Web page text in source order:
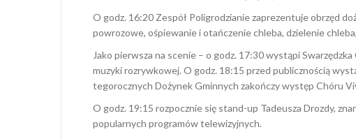
O godz. 16:20 Zespół Poligrodzianie zaprezentuje obrzęd
powrozowe, ośpiewanie i otańczenie chleba, dzielenie
Jako pierwsza na scenie – o godz. 17:30 wystąpi
muzyki rozrywkowej. O godz. 18:15 przed publicznością
tegorocznych Dożynek Gminnych zakończy występ Chóru
O godz. 19:15 rozpocznie się stand-up Tadeusza Drozdy,
popularnych programów telewizyjnych.